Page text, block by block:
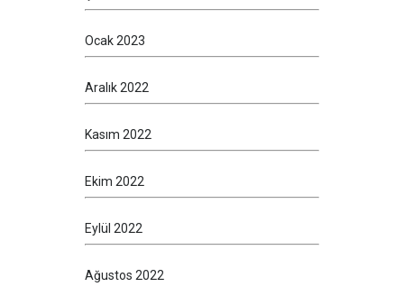
Ocak 2023
Aralık 2022
Kasım 2022
Ekim 2022
Eylül 2022
Ağustos 2022